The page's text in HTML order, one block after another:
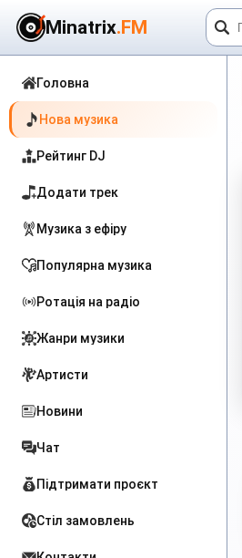
Minatrix.FM
Головна
Нова музика
Рейтинг DJ
Додати трек
Музика з ефіру
Популярна музика
Ротація на радіо
Жанри музики
Артисти
Новини
Чат
Підтримати проєкт
Стіл замовлень